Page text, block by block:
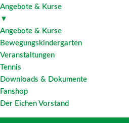
Angebote & Kurse
▼
Angebote & Kurse
Bewegungskindergarten
Veranstaltungen
Tennis
Downloads & Dokumente
Fanshop
Der Eichen Vorstand